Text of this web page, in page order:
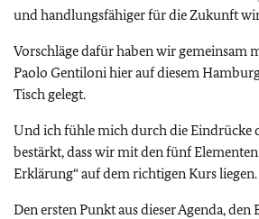
und handlungsfähiger für die Zukunft
Vorschläge dafür haben wir gemeinsam
Paolo Gentiloni hier auf diesem
Tisch gelegt.
Und ich fühle mich durch die Eindrücke
bestärkt, dass wir mit den fünf
Erklärung“ auf dem richtigen Kurs liegen.
Den ersten Punkt aus dieser Agenda, den